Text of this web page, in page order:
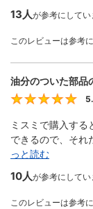
13人が参考にしてい
このレビューは参考
油分のついた部品
ミスミで購入す
できるので、それ
っと読む
10人が参考にしてい
このレビューは参考